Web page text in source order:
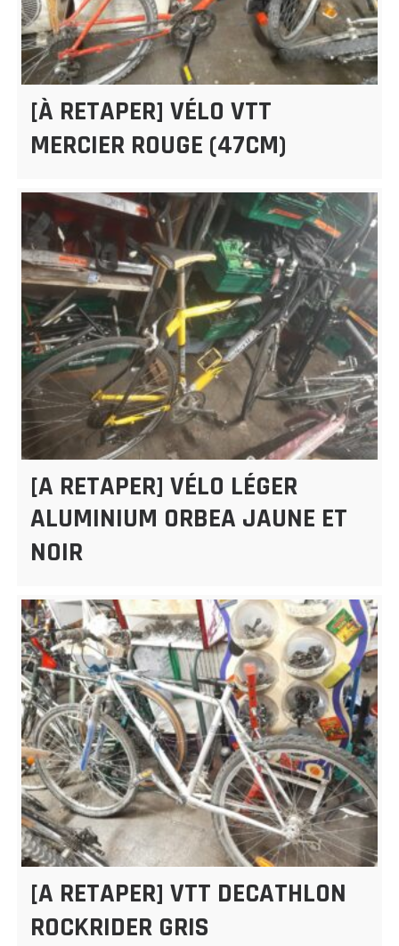
[À RETAPER] VÉLO VTT
MERCIER ROUGE (47CM)
[A RETAPER] VÉLO LÉGER
ALUMINIUM ORBEA JAUNE ET
NOIR
[A RETAPER] VTT DECATHLON
ROCKRIDER GRIS